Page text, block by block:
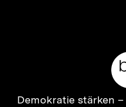
Zur
Demokratie stärken –